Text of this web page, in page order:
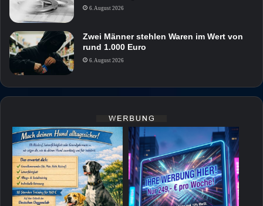
6. August 2026
Zwei Männer stehlen Waren im Wert von
rund 1.000 Euro
6. August 2026